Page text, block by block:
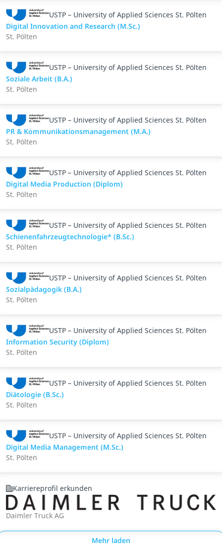
USTP – University of Applied Sciences St. Pölten
Digital Innovation and Research (M.Sc.)
St. Pölten
USTP – University of Applied Sciences St. Pölten
Soziale Arbeit (B.A.)
St. Pölten
USTP – University of Applied Sciences St. Pölten
PR & Kommunikationsmanagement (M.A.)
St. Pölten
USTP – University of Applied Sciences St. Pölten
Digital Media Production (Diplom)
St. Pölten
USTP – University of Applied Sciences St. Pölten
Schienenfahrzeugtechnologie* (B.Sc.)
St. Pölten
USTP – University of Applied Sciences St. Pölten
Sozialpädagogik (B.A.)
St. Pölten
USTP – University of Applied Sciences St. Pölten
Information Security (Diplom)
St. Pölten
USTP – University of Applied Sciences St. Pölten
Diätologie (B.Sc.)
St. Pölten
USTP – University of Applied Sciences St. Pölten
Digital Media Management (M.Sc.)
St. Pölten
Karriereprofil erkunden
Daimler Truck AG
Mehr laden